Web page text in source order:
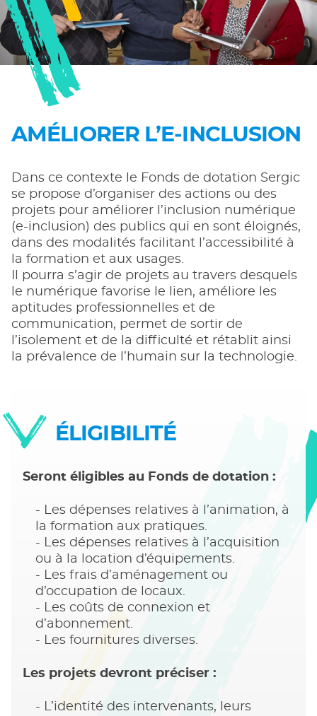
AMÉLIORER L’E‑INCLUSION
Dans ce contexte le Fonds de dotation Sergic
se propose d’organiser des actions ou des
projets pour améliorer l’inclusion numérique
(e-inclusion) des publics qui en sont éloignés,
dans des modalités facilitant l’accessibilité à
la formation et aux usages.
Il pourra s’agir de projets au travers desquels
le numérique favorise le lien, améliore les
aptitudes professionnelles et de
communication, permet de sortir de
l’isolement et de la difficulté et rétablit ainsi
la prévalence de l’humain sur la technologie.
ÉLIGIBILITÉ
Seront éligibles au Fonds de dotation :
Les dépenses relatives à l’animation, à
la formation aux pratiques.
Les dépenses relatives à l’acquisition
ou à la location d’équipements.
Les frais d’aménagement ou
d’occupation de locaux.
Les coûts de connexion et
d’abonnement.
Les fournitures diverses.
Les projets devront préciser :
L’identité des intervenants, leurs